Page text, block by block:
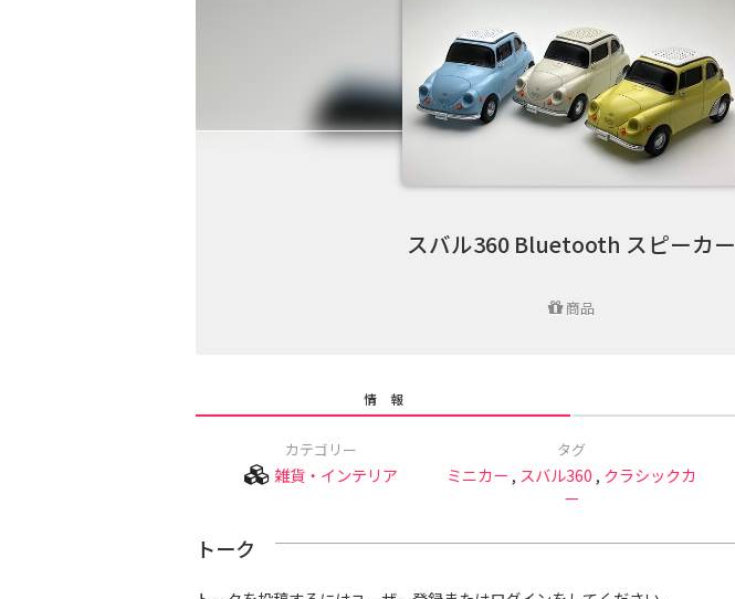
スバル360 Bluetooth スピーカー
商品
情 報
カテゴリー
雑貨・インテリア
タグ
ミニカー , スバル360 , クラシックカ
ー
トーク